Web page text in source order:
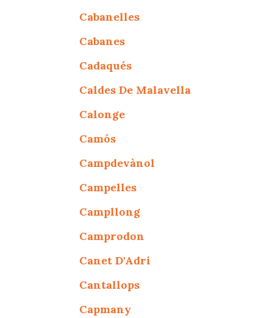
Cabanelles
Cabanes
Cadaqués
Caldes De Malavella
Calonge
Camós
Campdevànol
Campelles
Campllong
Camprodon
Canet D'Adri
Cantallops
Capmany